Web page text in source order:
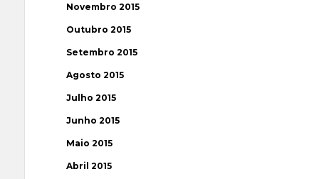
Novembro 2015
Outubro 2015
Setembro 2015
Agosto 2015
Julho 2015
Junho 2015
Maio 2015
Abril 2015